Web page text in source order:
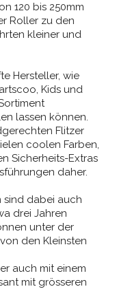
120 bis 250mm
Roller zu den
kleiner und
Hersteller, wie
Kids und
lassen können.
Flitzer
coolen Farben,
Sicherheits-Extras
daher.
sind dabei auch
drei Jahren
unter der
den Kleinsten
auch mit einem
mit grösseren